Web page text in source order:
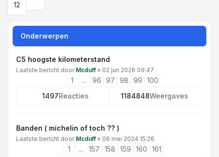
12
Onderwerpen
C5 hoogste kilometerstand
Laatste bericht door Mcduff» 02 jun 2026 09:47
1 … 96 97 98 99
100
1497Reacties 1184848Weergaves
Banden ( michelin of toch ?? )
Laatste bericht door Mcduff» 06 mei 2024 15:26
1 … 157 158 159 160
161